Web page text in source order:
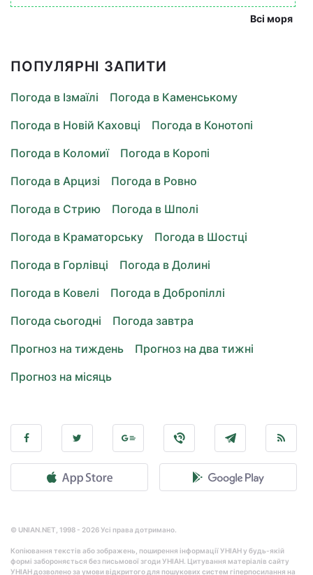
Всі моря
ПОПУЛЯРНІ ЗАПИТИ
Погода в Ізмаїлі
Погода в Каменському
Погода в Новій Каховці
Погода в Конотопі
Погода в Коломиї
Погода в Коропі
Погода в Арцизі
Погода в Ровно
Погода в Стрию
Погода в Шполі
Погода в Краматорську
Погода в Шостці
Погода в Горлівці
Погода в Долині
Погода в Ковелі
Погода в Добропіллі
Погода сьогодні
Погода завтра
Прогноз на тиждень
Прогноз на два тижні
Прогноз на місяць
© UNIAN.NET, 1998 - 2026 Усі права дотримано.
Копіювання текстів або зображень, поширення інформації УНІАН у будь-якій
формі забороняється без письмової згоди УНІАН. Цитування матеріалів сайту
УНІАН дозволено за умови відкритого для пошукових систем гіперпосилання на